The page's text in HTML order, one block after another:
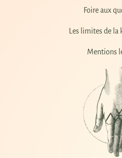
Foire aux
Les limites de
Mentions